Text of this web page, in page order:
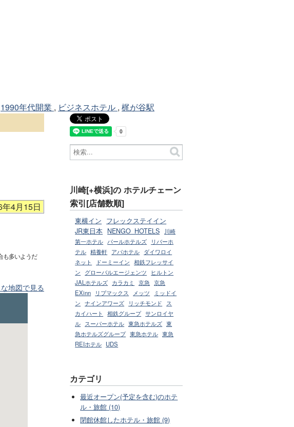
1990年代開業 , ビジネスホテル , 梶が谷駅
4月15日
も多いようだ
地図で見る
川崎[+横浜]の ホテルチェーン
索引[店舗数順]
東横イン
フレックステイイン
JR東日本 NENGO_HOTELS
川崎
第一ホテル パールホテルズ
リバーホ
テル 精養軒 アパホテル ダイワロイ
ネット
ドーミーイン 相鉄フレッサイ
ン
グローバルエージェンツ
ヒルトン
JALホテルズ カラカミ 京急 京急
EXinn
リブマックス メッツ
ミッドイ
ン ナインアワーズ リッチモンド
ス
カイハート
相鉄グループ サンロイヤ
ル スーパーホテル 東急ホテルズ 東
急ホテルズグループ 東急ホテル 東急
REIホテル UDS
カテゴリ
最近オープン(予定を含む)のホテ
ル・旅館 (10)
閉館休館したホテル・旅館 (9)